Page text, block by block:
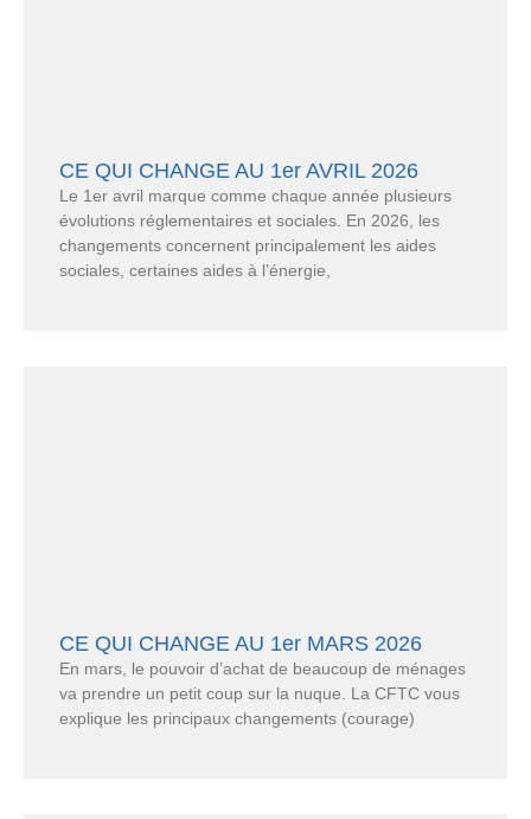
CE QUI CHANGE AU 1er AVRIL 2026
Le 1er avril marque comme chaque année plusieurs
évolutions réglementaires et sociales. En 2026, les
changements concernent principalement les aides
sociales, certaines aides à l’énergie,
CE QUI CHANGE AU 1er MARS 2026
En mars, le pouvoir d’achat de beaucoup de ménages
va prendre un petit coup sur la nuque. La CFTC vous
explique les principaux changements (courage)